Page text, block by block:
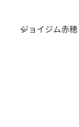
ジョイジム赤穂